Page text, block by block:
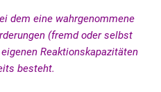
dem eine wahrgenommene
(fremd oder selbst
Reaktionskapazitäten
besteht.